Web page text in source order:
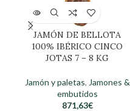
JAMÓN DE BELLOTA
100% IBÉRICO CINCO
JOTAS 7 – 8 KG
Jamón y paletas, Jamones &
embutidos
871,63€